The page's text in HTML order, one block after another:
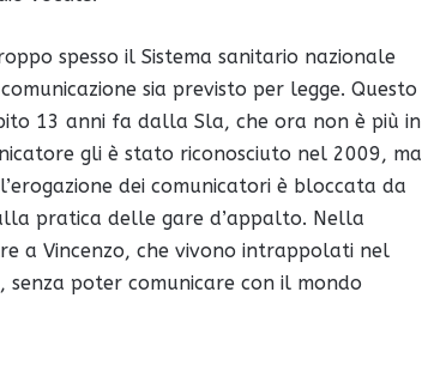
spesso il Sistema sanitario nazionale
sia previsto per legge. Questo
13 anni fa dalla Sla, che ora non è più in
gli è stato riconosciuto nel 2009, ma
dei comunicatori è bloccata da
pratica delle gare d’appalto. Nella
a Vincenzo, che vivono intrappolati nel
poter comunicare con il mondo